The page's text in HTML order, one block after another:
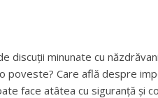
discuții minunate cu
poveste? Care află despre
face atâtea cu siguranță și